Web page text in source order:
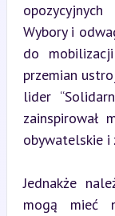
Wybory i
do
przemian
lider
obywatelskie i
Jednakże
mogą mieć